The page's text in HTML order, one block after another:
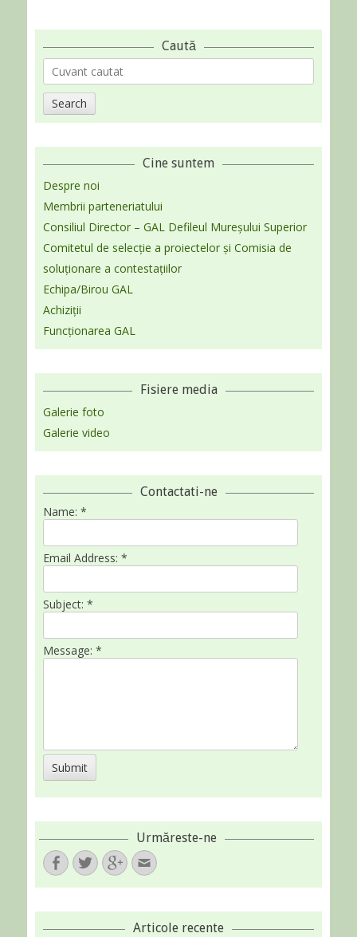
Caută
Search
for:
Cine suntem
Despre noi
Membrii parteneriatului
Consiliul Director – GAL Defileul Mureșului Superior
Comitetul de selecție a proiectelor și Comisia de
soluționare a contestațiilor
Echipa/Birou GAL
Achiziții
Funcționarea GAL
Fisiere media
Galerie foto
Galerie video
Contactati-ne
Name: *
Email Address: *
Subject: *
Message: *
Urmăreste-ne
FacebookTwitterGoogleplus
Email
Articole recente